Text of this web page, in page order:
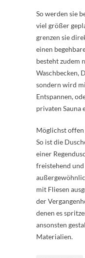
So werden sie
viel größer
grenzen sie
einen
besteht zudem
Waschbecken,
sondern wird
Entspannen,
privaten Sauna
Möglichst offen
So ist die
einer
freistehend
mit Fliesen
der
denen es
ansonsten
Materialien.